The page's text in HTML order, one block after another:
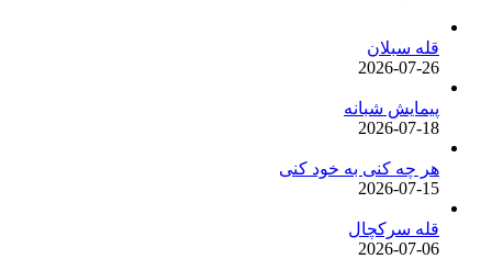
قله سبلان
2026-07-26
پیمایش شبانه
2026-07-18
هر چه کنی به خود کنی
2026-07-15
قله سرکچال
2026-07-06